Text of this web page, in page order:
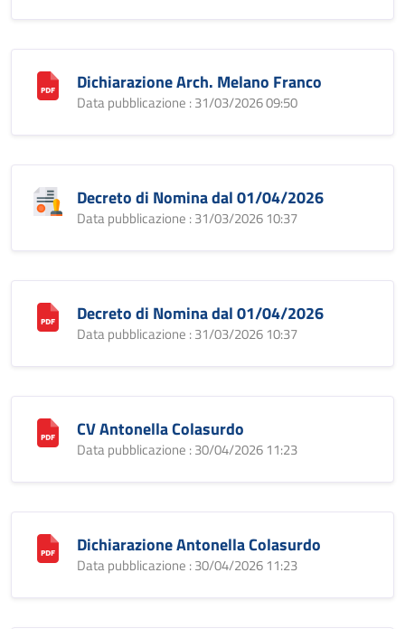
Dichiarazione Arch. Melano Franco
Data pubblicazione : 31/03/2026 09:50
Decreto di Nomina dal 01/04/2026
Data pubblicazione : 31/03/2026 10:37
Decreto di Nomina dal 01/04/2026
Data pubblicazione : 31/03/2026 10:37
CV Antonella Colasurdo
Data pubblicazione : 30/04/2026 11:23
Dichiarazione Antonella Colasurdo
Data pubblicazione : 30/04/2026 11:23